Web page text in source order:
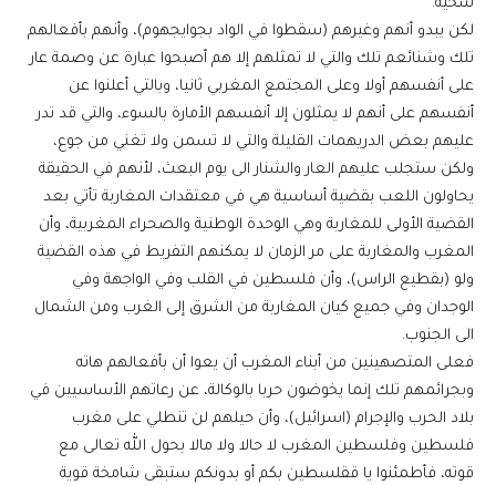
سخية.
لكن يبدو أنهم وغيرهم (سقطوا في الواد بجوايجهوم)، وأنهم بأفعالهم
تلك وشنائعم تلك والتي لا تمثلهم إلا هم أصبحوا عبارة عن وصمة عار
على أنفسهم أولا وعلى المجتمع المغربي ثانيا، وبالتي أعلنوا عن
أنفسهم على أنهم لا يمثلون إلا أنفسهم الأمارة بالسوء، والتي قد تدر
عليهم بعض الدريهمات القليلة والتي لا تسمن ولا تغني من جوع،
ولكن ستجلب عليهم العار والشنار الى يوم البعث، لأنهم في الحقيقة
يحاولون اللعب بقضية أساسية هي في معتقدات المغاربة تأتي بعد
القضية الأولى للمغاربة وهي الوحدة الوطنية والصحراء المغربية، وأن
المغرب والمغاربة على مر الزمان لا يمكنهم التفريط في هذه القضية
ولو (بقطيع الراس)، وأن فلسطين في القلب وفي الواجهة وفي
الوجدان وفي جميع كيان المغاربة من الشرق إلى الغرب ومن الشمال
الى الجنوب.
فعلى المتصهينين من أبناء المغرب أن يعوا أن بأفعالهم هاته
وبجرائمهم تلك إنما يخوضون حربا بالوكالة، عن رعاتهم الأساسيين في
بلاد الحرب والإجرام (اسرائيل)، وأن حيلهم لن تنطلي على مغرب
فلسطين وفلسطين المغرب لا حالا ولا مالا بحول الله تعالى مع
قوته، فأطمئنوا يا ققلسطين بكم أو بدونكم ستبقى شامخة قوية